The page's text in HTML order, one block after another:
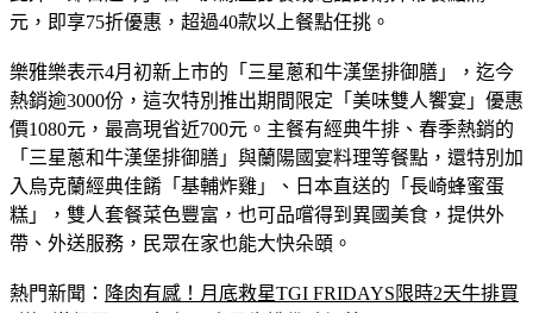
元，即享75折優惠，超過40款以上餐點任挑。
樂雅樂表示4月初新上市的「三星蔥和牛漢堡排御膳」，迄今
熱銷逾3000份，這次特別推出期間限定「美味雙人饗宴」優惠
價1080元，最高現省近700元。主餐有經典牛排、春季熱銷的
「三星蔥和牛漢堡排御膳」與蘭陽國宴料理等餐點，還特別加
入烏克蘭經典佳餚「基輔炸雞」、日本直送的「長崎蜂蜜蛋
糕」，雙人套餐菜色豐富，也可品嚐得到異國美食，提供外
帶、外送服務，民眾在家也能大快朵頤。
熱門新聞： 降肉有感！月底救星TGI FRIDAYS限時2天牛排買